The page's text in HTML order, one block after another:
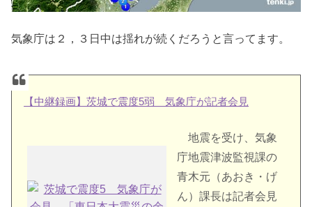
気象庁は２，３日中は揺れが続くだろうと言ってます。
【中継録画】茨城で震度5弱 気象庁が記者会見
地震を受け、気象
庁地震津波監視課の
青木元（あおき・げ
ん）課長は記者会見